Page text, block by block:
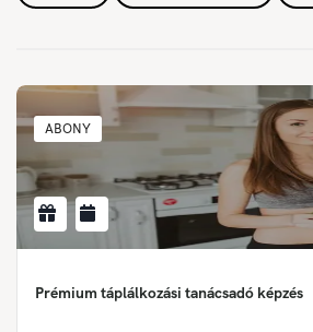
ABONY
Prémium táplálkozási tanácsadó képzés